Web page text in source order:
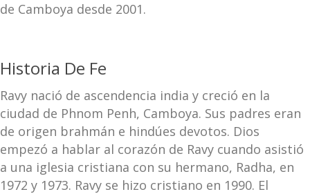
de Camboya desde 2001.
Historia De Fe
Ravy nació de ascendencia india y creció en la
ciudad de Phnom Penh, Camboya. Sus padres eran
de origen brahmán e hindúes devotos. Dios
empezó a hablar al corazón de Ravy cuando asistió
a una iglesia cristiana con su hermano, Radha, en
1972 y 1973. Ravy se hizo cristiano en 1990. El